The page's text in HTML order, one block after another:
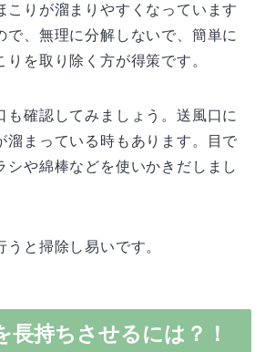
こりが溜まりやすくなっています
で、無理に分解しないで、簡単に
りを取り除く方が得策です。
も確認してみましょう。送風口に
溜まっている時もあります。目で
シや綿棒などを使いかきだしまし
と掃除し易いです。
長持ちさせるには？！